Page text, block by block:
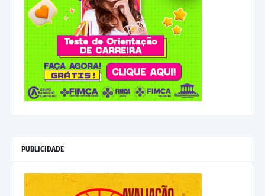
PUBLICIDADE